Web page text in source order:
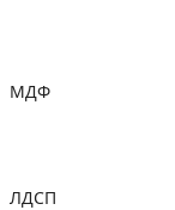
МДФ
ЛДСП